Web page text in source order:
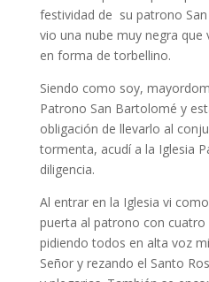
festividad de su patrono
vio una nube muy negra
en forma de torbellino.
Siendo como soy,
Patrono San Bartolomé y
obligación de llevarlo al
tormenta, acudí a la Iglesia
diligencia.
Al entrar en la Iglesia vi
puerta al patrono con cuatro
pidiendo todos en alta voz
Señor y rezando el Santo